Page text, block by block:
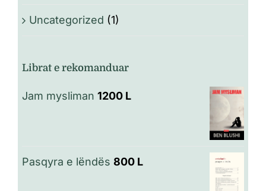
Uncategorized (1)
Librat e rekomanduar
Jam mysliman 1200 L
Pasqyra e lëndës 800 L